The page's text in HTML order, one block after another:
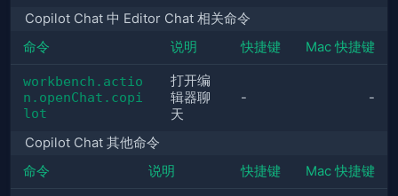
Copilot Chat 中 Editor Chat 相关命令
命令
说明 快捷键 Mac 快捷键
workbench.actio
n.openChat.copi
lot
打开编
辑器聊
天
- -
Copilot Chat 其他命令
命令
说明 快捷键 Mac 快捷键